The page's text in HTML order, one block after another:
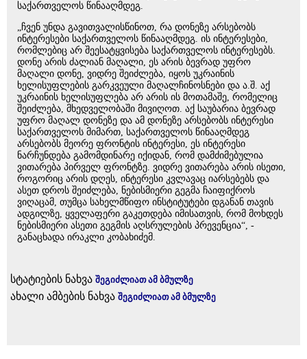
საქართველოს წინააღმდეგ.
„ჩვენ უნდა გავითვალისწინოთ, რა დონეზე არსებობს
ინტერესები საქართველოს წინააღმდეგ. ის ინტერესები,
რომლებიც არ შეესატყვისება საქართველოს ინტერესებს.
დონე არის ძალიან მაღალი, ეს არის ბევრად უფრო
მაღალი დონე, ვიდრე შეიძლება, იყოს უკრაინის
ხელისუფლების გარკვეული მაღალჩინოსნები და ა.შ. აქ
უკრაინის ხელისუფლება არ არის ის მოთამაშე, რომელიც
შეიძლება, მხედველობაში მივიღოთ. აქ საუბარია ბევრად
უფრო მაღალ დონეზე და ამ დონეზე არსებობს ინტერესი
საქართველოს მიმართ, საქართველოს წინააღმდეგ
არსებობს მეორე ფრონტის ინტერესი, ეს ინტერესი
ნარჩუნდება გამომდინარე იქიდან, რომ დამძიმებულია
ვითარება პირველ ფრონტზე. ვიდრე ვითარება არის ისეთი,
როგორიც არის დღეს, ინტერესი კვლავაც იარსებებს და
ასეთ დროს შეიძლება, ნებისმიერი გეგმა ჩაიფიქროს
ვიღაცამ, თუმცა სახელმწიფო ინსტიტუტები დგანან თავის
ადგილზე, ყველაფერი გაკეთდება იმისათვის, რომ მოხდეს
ნებისმიერი ასეთი გეგმის აღსრულების პრევენცია“, -
განაცხადა ირაკლი კობახიძემ.
სტატიების ნახვა შეგიძლიათ ამ ბმულზე
ახალი ამბების ნახვა შეგიძლიათ ამ ბმულზე